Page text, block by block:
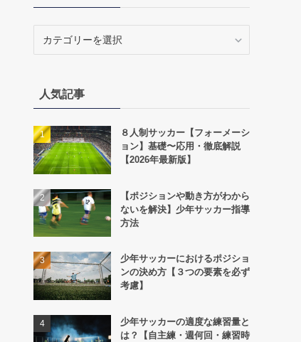
ー人気記事
８人制サッカー【フォーメーシ
ョン】基礎〜応用・徹底解説
【2026年最新版】
【ポジションや動き方がわから
ないを解決】少年サッカー指導
方法
少年サッカーにおけるポジショ
ンの決め方【３つの要素を必ず
考慮】
少年サッカーの適度な練習量と
は？【自主練・週何回・練習時